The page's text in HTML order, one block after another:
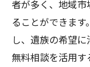
者が多く、地域
ることができま
し、遺族の希望に
無料相談を活用